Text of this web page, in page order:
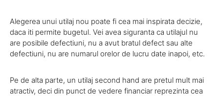
Alegerea unui utilaj nou poate fi cea mai inspirata decizie,
daca iti permite bugetul. Vei avea siguranta ca utilajul nu
are posibile defectiuni, nu a avut bratul defect sau alte
defectiuni, nu are numarul orelor de lucru date inapoi, etc.
Pe de alta parte, un utilaj second hand are pretul mult mai
atractiv, deci din punct de vedere financiar reprezinta cea